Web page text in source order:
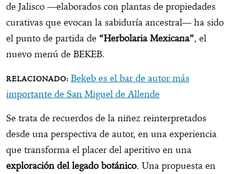
de Jalisco —elaborados con plantas de propiedades
curativas que evocan la sabiduría ancestral— ha sido
el punto de partida de “Herbolaria Mexicana”, el
nuevo menú de BEKEB.
Bekeb es el bar de autor más
importante de San Miguel de Allende
Se trata de recuerdos de la niñez reinterpretados
desde una perspectiva de autor, en una experiencia
que transforma el placer del aperitivo en una
exploración del legado botánico. Una propuesta en